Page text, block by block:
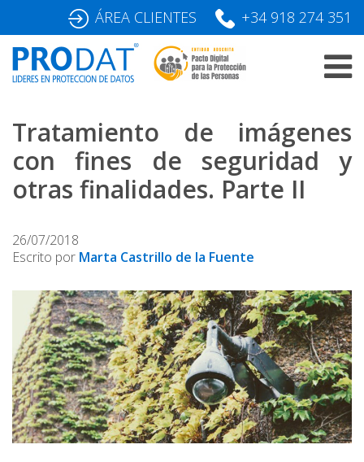
content
ÁREA CLIENTES +34 918 274 351
Tratamiento de imágenes
con fines de seguridad y
otras finalidades. Parte II
26/07/2018
Escrito por Marta Castrillo de la Fuente